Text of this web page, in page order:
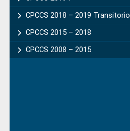
CPCCS 2018 – 2019 Transitorio
CPCCS 2015 – 2018
CPCCS 2008 – 2015